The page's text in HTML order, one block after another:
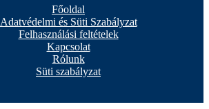
Főoldal
Adatvédelmi és Süti Szabályzat
Felhasználási feltételek
Kapcsolat
Rólunk
Süti szabályzat